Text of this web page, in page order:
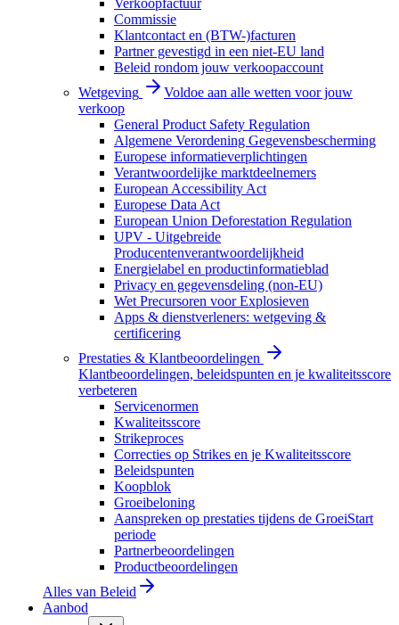
Verkoopfactuur
Commissie
Klantcontact en (BTW-)facturen
Partner gevestigd in een niet-EU land
Beleid rondom jouw verkoopaccount
Wetgeving
Voldoe aan alle wetten voor jouw
verkoop
General Product Safety Regulation
Algemene Verordening Gegevensbescherming
Europese informatieverplichtingen
Verantwoordelijke marktdeelnemers
European Accessibility Act
Europese Data Act
European Union Deforestation Regulation
UPV - Uitgebreide
Producentenverantwoordelijkheid
Energielabel en productinformatieblad
Privacy en gegevensdeling (non-EU)
Wet Precursoren voor Explosieven
Apps & dienstverleners: wetgeving &
certificering
Prestaties & Klantbeoordelingen
Klantbeoordelingen, beleidspunten en je kwaliteitsscore
verbeteren
Servicenormen
Kwaliteitsscore
Strikeproces
Correcties op Strikes en je Kwaliteitsscore
Beleidspunten
Koopblok
Groeibeloning
Aanspreken op prestaties tijdens de GroeiStart
periode
Partnerbeoordelingen
Productbeoordelingen
Alles van Beleid
Aanbod